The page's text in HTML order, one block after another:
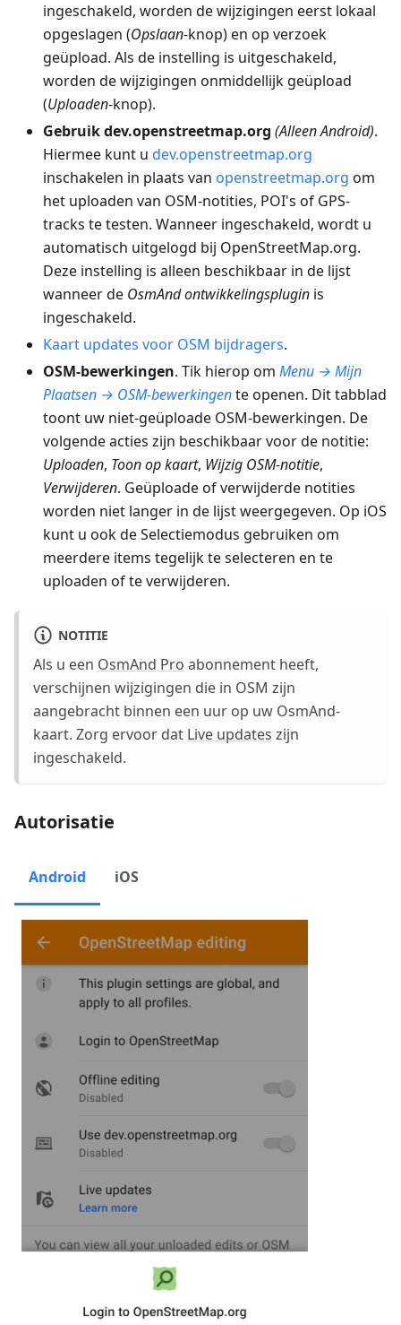
ingeschakeld, worden de wijzigingen eerst lokaal
opgeslagen (Opslaan-knop) en op verzoek
geüpload. Als de instelling is uitgeschakeld,
worden de wijzigingen onmiddellijk geüpload
(Uploaden-knop).
Gebruik dev.openstreetmap.org (Alleen Android).
Hiermee kunt u dev.openstreetmap.org
inschakelen in plaats van openstreetmap.org om
het uploaden van OSM-notities, POI's of GPS-
tracks te testen. Wanneer ingeschakeld, wordt u
automatisch uitgelogd bij OpenStreetMap.org.
Deze instelling is alleen beschikbaar in de lijst
wanneer de OsmAnd ontwikkelingsplugin is
ingeschakeld.
Kaart updates voor OSM bijdragers.
OSM-bewerkingen. Tik hierop om Menu → Mijn
Plaatsen → OSM-bewerkingente openen. Dit tabblad
toont uw niet-geüploade OSM-bewerkingen. De
volgende acties zijn beschikbaar voor de notitie:
Uploaden, Toon op kaart, Wijzig OSM-notitie,
Verwijderen. Geüploade of verwijderde notities
worden niet langer in de lijst weergegeven. Op iOS
kunt u ook de Selectiemodus gebruiken om
meerdere items tegelijk te selecteren en te
uploaden of te verwijderen.
NOTITIE
Als u een OsmAnd Pro abonnement heeft,
verschijnen wijzigingen die in OSM zijn
aangebracht binnen een uur op uw OsmAnd-
kaart. Zorg ervoor dat Live updates zijn
ingeschakeld.
Autorisatie
Android iOS